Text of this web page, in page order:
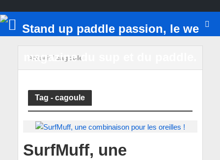
Accueil/ cagoule
Tag - cagoule
SurfMuff, une